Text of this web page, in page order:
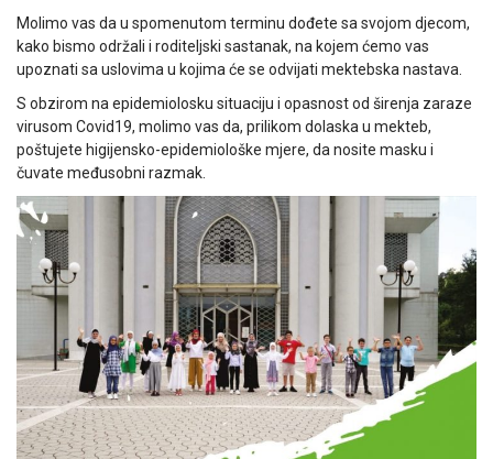
Molimo vas da u spomenutom terminu dođete sa svojom djecom,
kako bismo održali i roditeljski sastanak, na kojem ćemo vas
upoznati sa uslovima u kojima će se odvijati mektebska nastava.
S obzirom na epidemiolosku situaciju i opasnost od širenja zaraze
virusom Covid19, molimo vas da, prilikom dolaska u mekteb,
poštujete higijensko-epidemiološke mjere, da nosite masku i
čuvate međusobni razmak.